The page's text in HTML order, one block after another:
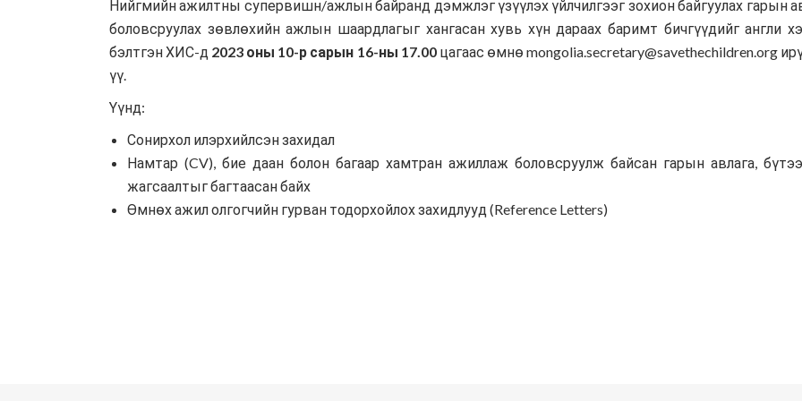
Нийгмийн ажилтны супервишн/ажлын байранд дэмжлэг үзүүлэх үйлчилгээг зохион байгуулах гарын
боловсруулах зөвлөхийн ажлын шаардлагыг хангасан хувь хүн дараах баримт бичгүүдийг англи
бэлтгэн ХИС-д 2023 оны 10-р сарын 16-ны 17.00 цагаас өмнө mongolia.secretary@savethechildren.org
үү.
Үүнд:
Сонирхол илэрхийлсэн захидал
Намтар (CV), бие даан болон багаар хамтран ажиллаж боловсруулж байсан гарын авлага,
жагсаалтыг багтаасан байх
Өмнөх ажил олгогчийн гурван тодорхойлох захидлууд (Reference Letters)